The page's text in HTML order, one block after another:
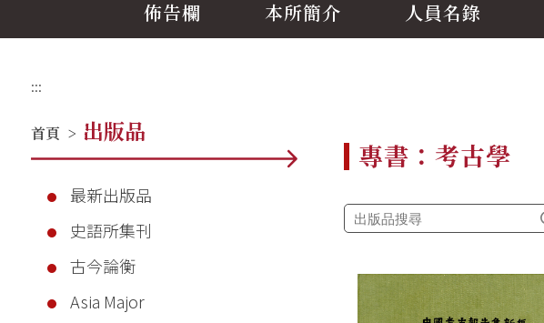
佈告欄 本所簡介 人員名錄
:::
首頁 > 出版品
最新出版品
史語所集刊
古今論衡
Asia Major
專書：考古學